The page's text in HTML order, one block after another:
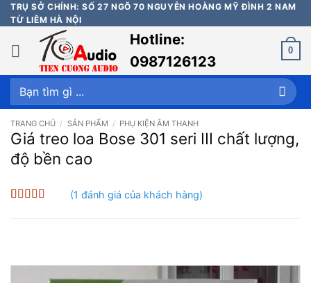
Bỏ
qua
nội
dung
TRỤ SỞ CHÍNH: SỐ 27 NGÕ 70 NGUYỄN HOÀNG MỸ ĐÌNH 2 NAM
TỪ LIÊM HÀ NỘI
Hotline:
0987126123
0
Tìm
kiếm:
TRANG CHỦ / SẢN PHẨM / PHỤ KIỆN ÂM THANH
Giá treo loa Bose 301 seri III chất lượng,
độ bền cao
trênđánh
(1 đánh giá của khách hàng)